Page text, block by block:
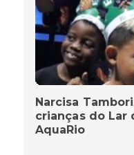
Narcisa
crianças do Lar
AquaRio